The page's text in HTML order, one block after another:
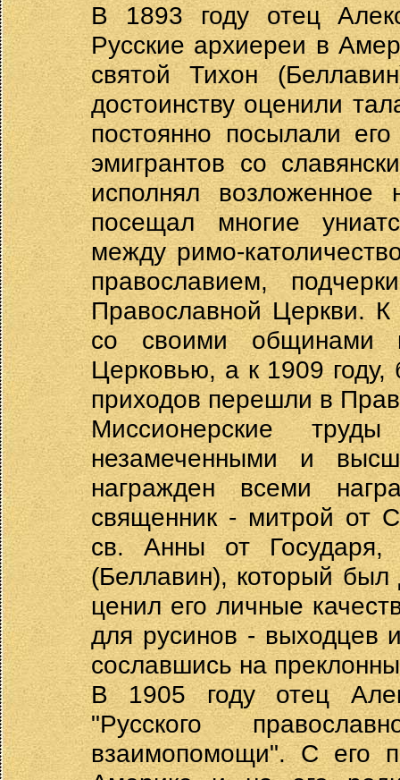
В 1893 году отец
Русские архиереи в
святой Тихон
достоинству оценили
постоянно посылали
эмигрантов со
исполнял
посещал многие
между римо-
православием,
Православной Церкви. К
со своими общинами
Церковью, а к 1909 году,
приходов перешли в
Миссионерские
незамеченными и
награжден всеми
священник - митрой от
св. Анны от
(Беллавин), который был
ценил его личные
для русинов - выходцев
сославшись на
В 1905 году отец
"Русского
взаимопомощи". С его